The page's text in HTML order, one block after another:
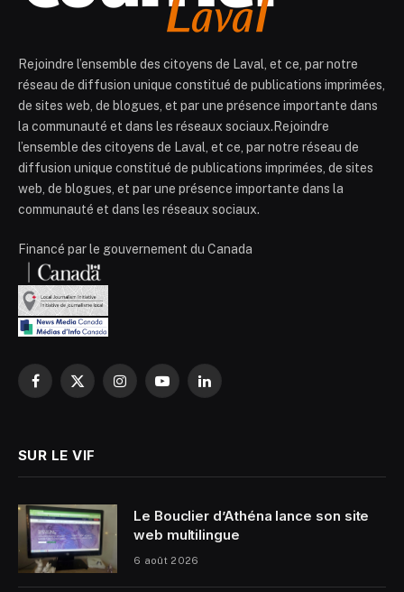
Rejoindre l’ensemble des citoyens de Laval, et ce, par notre
réseau de diffusion unique constitué de publications imprimées,
de sites web, de blogues, et par une présence importante dans
la communauté et dans les réseaux sociaux.Rejoindre
l’ensemble des citoyens de Laval, et ce, par notre réseau de
diffusion unique constitué de publications imprimées, de sites
web, de blogues, et par une présence importante dans la
communauté et dans les réseaux sociaux.
Financé par le gouvernement du Canada
Facebook
X
InstagramYouTubeLinkedIn
SUR LE VIF
Le Bouclier d’Athéna lance son site
web multilingue
6 août 2026